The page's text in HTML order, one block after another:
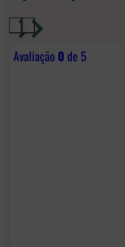
Avaliação 0 de 5